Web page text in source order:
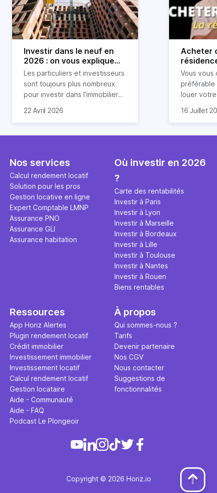
Investir dans le neuf en
2026 : on vous explique
tout !
Les particuliers et investisseurs
sont toujours plus nombreux
pour investir dans l’immobilier
nombreux avantages à choisir
expliquons tout dans cet
22 Avril 2026
Acheter
règle
révélée
Vous vous
préférable
louer
expert en
règle
ce secret
l'argent
principale
études et
16 Juillet
Nos services
Calcul rendement locatif
Solution pour les pros
Gestion locative en ligne
Expert Comptable LMNP
Assurance PNO
Assurance GLI
Assurance habitation
Où investir en 2026
?
Carte des rentabilités
Investir à Paris
Investir à Lyon
Investir à Marseille
Investir à Bordeaux
Investir à Lille
Investir à Toulouse
Investir à Nantes
Investir à Rouen
Biens rentables
Ressources
App Horiz Alertes
Plugin rendement locatif
Crédit immobilier
Investissement immobilier
Investissement locatif
Calcul rendement locatif
Gestion locataire
Aide - Communauté
Aide - FAQ
Podcast Le Plongeoir
À propos
Qui sommes-nous ?
Tarifs
Devenir partenaire
Nos CGV
Nous contacter
Suggestions de
fonctionnalités
Copyright © 2026 Horiz.io